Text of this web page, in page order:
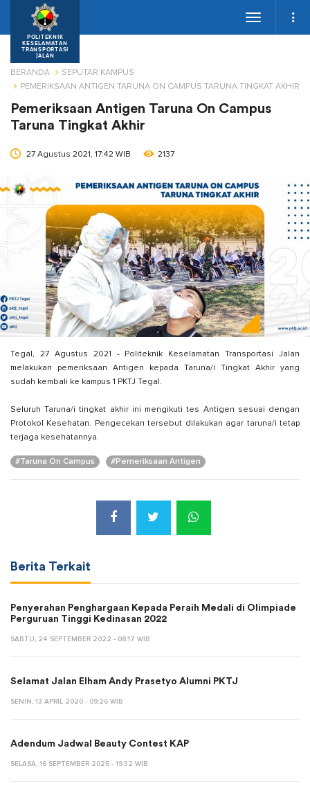
POLITEKNIK
KESELAMATAN
TRANSPORTASI
JALAN
Toggle
BERANDA
SEPUTAR KAMPUS
PEMERIKSAAN ANTIGEN TARUNA ON CAMPUS TARUNA TINGKAT AKHIR
Pemeriksaan Antigen Taruna On Campus
Taruna Tingkat Akhir
27 Agustus 2021, 17:42 WIB 2137
Tegal, 27 Agustus 2021 - Politeknik Keselamatan Transportasi Jalan
melakukan pemeriksaan Antigen kepada Taruna/i Tingkat Akhir yang
sudah kembali ke kampus 1 PKTJ Tegal.
Seluruh Taruna/i tingkat akhir ini mengikuti tes Antigen sesuai dengan
Protokol Kesehatan. Pengecekan tersebut dilakukan agar taruna/i tetap
terjaga kesehatannya.
#Taruna On Campus #Pemeriksaan Antigen
Berita Terkait
Penyerahan Penghargaan Kepada Peraih Medali di Olimpiade
Perguruan Tinggi Kedinasan 2022
SABTU, 24 SEPTEMBER 2022 - 08:17 WIB
Selamat Jalan Elham Andy Prasetyo Alumni PKTJ
SENIN, 13 APRIL 2020 - 09:26 WIB
Adendum Jadwal Beauty Contest KAP
SELASA, 16 SEPTEMBER 2025 - 19:32 WIB